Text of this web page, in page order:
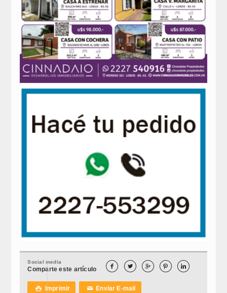
Social media
Comparte este artículo     
 Imprimir ✉Enviar E-mail